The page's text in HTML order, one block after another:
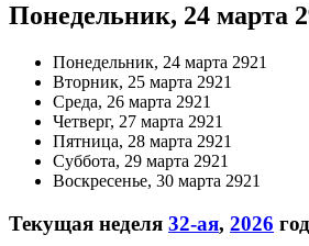
Понедельник, 24 марта
Понедельник, 24 марта 2921
Вторник, 25 марта 2921
Среда, 26 марта 2921
Четверг, 27 марта 2921
Пятница, 28 марта 2921
Суббота, 29 марта 2921
Воскресенье, 30 марта 2921
Текущая неделя 32-ая, 2026